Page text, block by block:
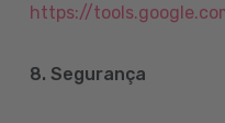
https://
8. Segurança